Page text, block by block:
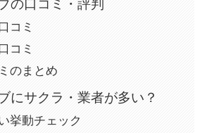
の口コミ・評判
コミ
コミ
のまとめ
にサクラ・業者が多い？
挙動チェック